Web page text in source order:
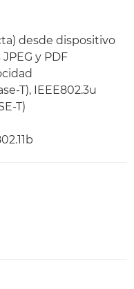
desde dispositivo
y PDF
T), IEEE802.3u
T)